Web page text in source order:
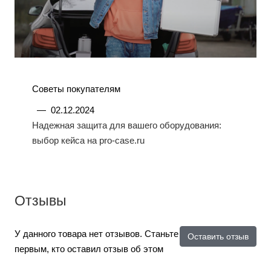
Советы покупателям
— 02.12.2024
Надежная защита для вашего оборудования:
выбор кейса на pro-case.ru
Отзывы
Оставить отзыв
У данного товара нет отзывов. Станьте
первым, кто оставил отзыв об этом